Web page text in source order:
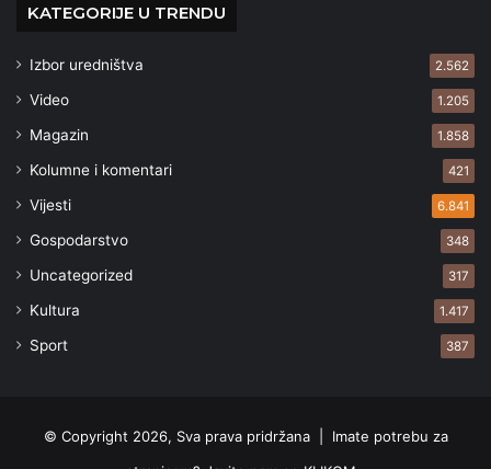
KATEGORIJE U TRENDU
Izbor uredništva 2.562
Video 1.205
Magazin 1.858
Kolumne i komentari 421
Vijesti 6.841
Gospodarstvo 348
Uncategorized 317
Kultura 1.417
Sport 387
© Copyright 2026, Sva prava pridržana | Imate potrebu za